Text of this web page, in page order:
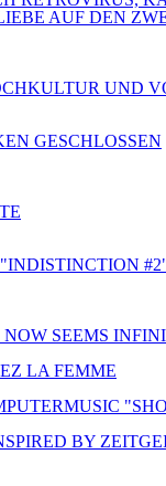
AUF DEN
UND
GESCHLOSSEN
SEEMS
LA FEMME
BY